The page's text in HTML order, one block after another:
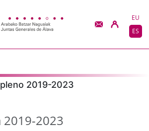
- JJGG-
EU
ES
2019-2023
2019-2023